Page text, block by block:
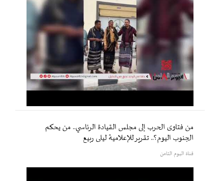
من فتاوى الحرب إلى مجلس القيادة الرئاسي.. من يحكم
الجنوب اليوم؟.. تقرير للإعلامية ليلى ربيع
قناة اليوم الثامن